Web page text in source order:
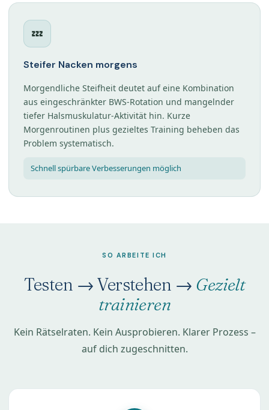
💤
Steifer Nacken morgens
Morgendliche Steifheit deutet auf eine Kombination
aus eingeschränkter BWS-Rotation und mangelnder
tiefer Halsmuskulatur-Aktivität hin. Kurze
Morgenroutinen plus gezieltes Training beheben das
Problem systematisch.
Schnell spürbare Verbesserungen möglich
SO ARBEITE ICH
Testen → Verstehen → Gezielt
trainieren
Kein Rätselraten. Kein Ausprobieren. Klarer Prozess –
auf dich zugeschnitten.